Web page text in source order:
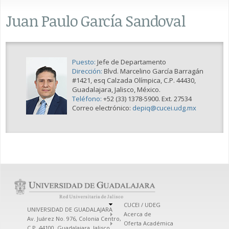
Juan Paulo García Sandoval
Puesto: Jefe de Departamento
Dirección: Blvd. Marcelino García Barragán
#1421, esq Calzada Olímpica, C.P. 44430,
Guadalajara, Jalisco, México.
Teléfono: +52 (33) 1378-5900. Ext. 27534
Correo electrónico: depiq@cucei.udg.mx
UNIVERSIDAD DE GUADALAJARA
Av. Juárez No. 976, Colonia Centro,
CUCEI / UDEG
Acerca de
Oferta Académica